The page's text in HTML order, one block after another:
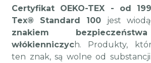
Certyfikat OEKO-TEX - od
Tex® Standard 100 jest
znakiem
włókienniczych. Produkty,
ten znak, są wolne od